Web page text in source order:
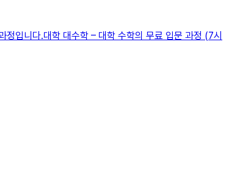
입니다.대학 대수학 – 대학 수학의 무료 입문 과정 (7시